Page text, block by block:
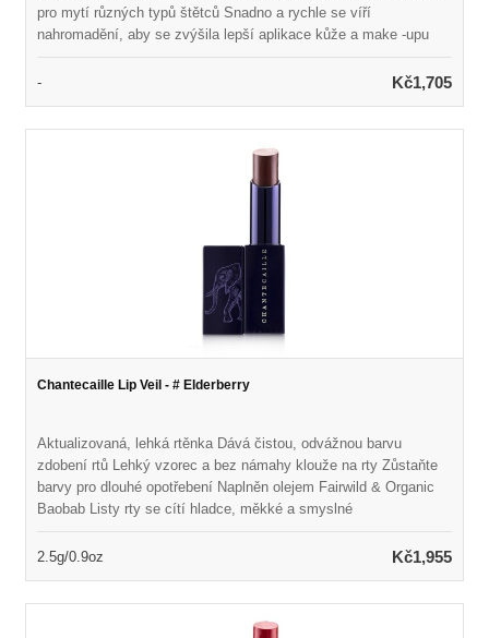
pro mytí různých typů štětců Snadno a rychle se víří
nahromadění, aby se zvýšila lepší aplikace kůže a make -upu
Interiérová rukavice z mikrovlákna pomáhá leště Netoxický
- Kč1,705
Chantecaille Lip Veil - # Elderberry
Aktualizovaná, lehká rtěnka Dává čistou, odvážnou barvu
zdobení rtů Lehký vzorec a bez námahy klouže na rty Zůstaňte
barvy pro dlouhé opotřebení Naplněn olejem Fairwild & Organic
Baobab Listy rty se cítí hladce, měkké a smyslné
2.5g/0.9oz Kč1,955